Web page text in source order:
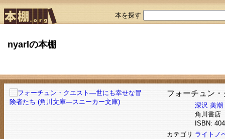
本を探す
nyarlの本棚
フォーチュン
深沢 美潮
角川書店
ISBN:
カテゴリ ライトノ